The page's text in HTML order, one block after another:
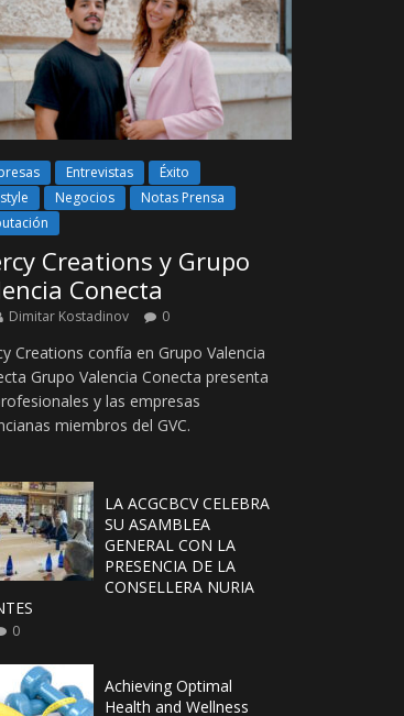
Entrevistas
Éxito
Negocios
Notas Prensa
Creations y Grupo
Conecta
Dimitar Kostadinov 0
Creations confía en Grupo Valencia
Grupo Valencia Conecta presenta
y las empresas
miembros del GVC.
LA ACGCBCV CELEBRA
SU ASAMBLEA
GENERAL CON LA
PRESENCIA DE LA
CONSELLERA NURIA
0
Achieving Optimal
Health and Wellness